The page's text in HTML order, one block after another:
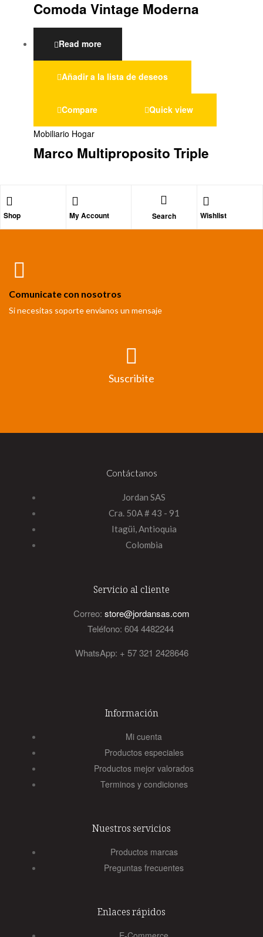
Comoda Vintage Moderna
Read more
Añadir a la lista de deseos
Compare Quick view
Mobiliario Hogar
Marco Multiproposito Triple
Shop My Account Search Wishlist
Comunicate con nosotros
Si necesitas soporte envianos un mensaje
Suscribite
Contáctanos
Jordan SAS
Cra. 50A # 43 - 91
Itagüi, Antioquia
Colombia
Servicio al cliente
Correo: store@jordansas.com
Teléfono: 604 4482244
WhatsApp: + 57 321 2428646
Información
Mi cuenta
Productos especiales
Productos mejor valorados
Terminos y condiciones
Nuestros servicios
Productos marcas
Preguntas frecuentes
Enlaces rápidos